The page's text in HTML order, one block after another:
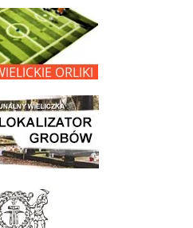
Wielickie Orliki
grobów na wielickim cmentarzu - grobnet
Żup Krakowskich Wieliczka